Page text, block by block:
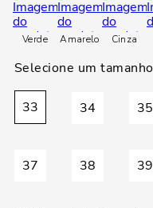
Verde Amarelo Cinza
33 34 35
37 38 39